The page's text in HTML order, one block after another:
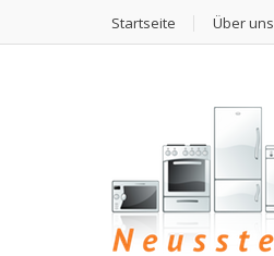
Startseite Über uns